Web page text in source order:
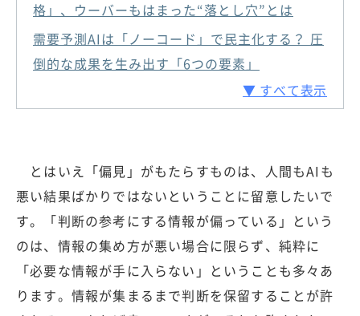
格」、ウーバーもはまった“落とし穴”とは
需要予測AIは「ノーコード」で民主化する？ 圧
倒的な成果を生み出す「6つの要素」
▼ すべて表示
とはいえ「偏見」がもたらすものは、人間もAIも
悪い結果ばかりではないということに留意したいで
す。「判断の参考にする情報が偏っている」という
のは、情報の集め方が悪い場合に限らず、純粋に
「必要な情報が手に入らない」ということも多々あ
ります。情報が集まるまで判断を保留することが許